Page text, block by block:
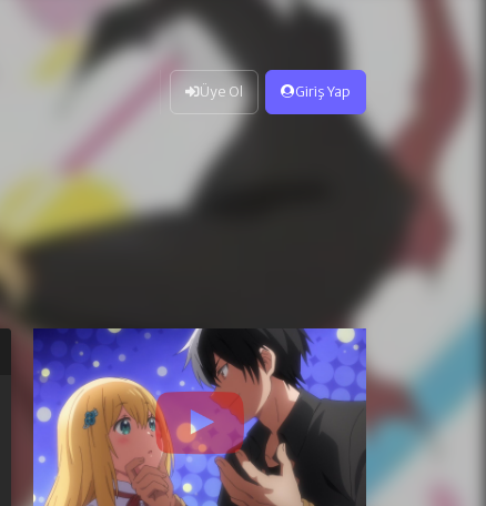
Üye Ol Giriş Yap